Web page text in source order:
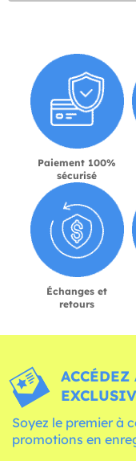
Paiement 100%
sécurisé
Échanges et
retours
Soyez le premier à
promotions en